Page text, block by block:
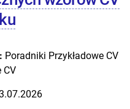
Poradniki Przykładowe CV
CV